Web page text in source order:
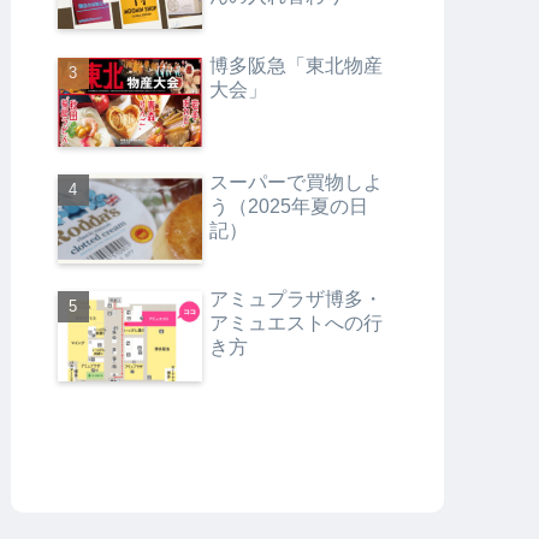
博多阪急「東北物産
大会」
スーパーで買物しよ
う（2025年夏の日
記）
アミュプラザ博多・
アミュエストへの行
き方